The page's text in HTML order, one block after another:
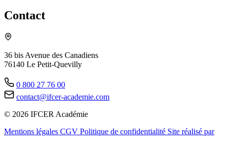
Contact
36 bis Avenue des Canadiens
76140 Le Petit-Quevilly
0 800 27 76 00
contact@ifcer-academie.com
© 2026 IFCER Académie
Mentions légales CGV Politique de confidentialité Site réalisé par